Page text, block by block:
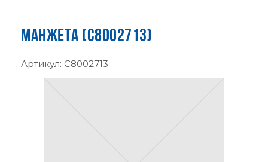
МАНЖЕТА (C8002713)
Артикул: C8002713